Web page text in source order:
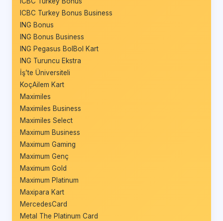
ICBC Turkey Bonus Business
ING Bonus
ING Bonus Business
ING Pegasus BolBol Kart
ING Turuncu Ekstra
İş’te Üniversiteli
KoçAilem Kart
Maximiles
Maximiles Business
Maximiles Select
Maximum Business
Maximum Gaming
Maximum Genç
Maximum Gold
Maximum Platinum
Maxipara Kart
MercedesCard
Metal The Platinum Card